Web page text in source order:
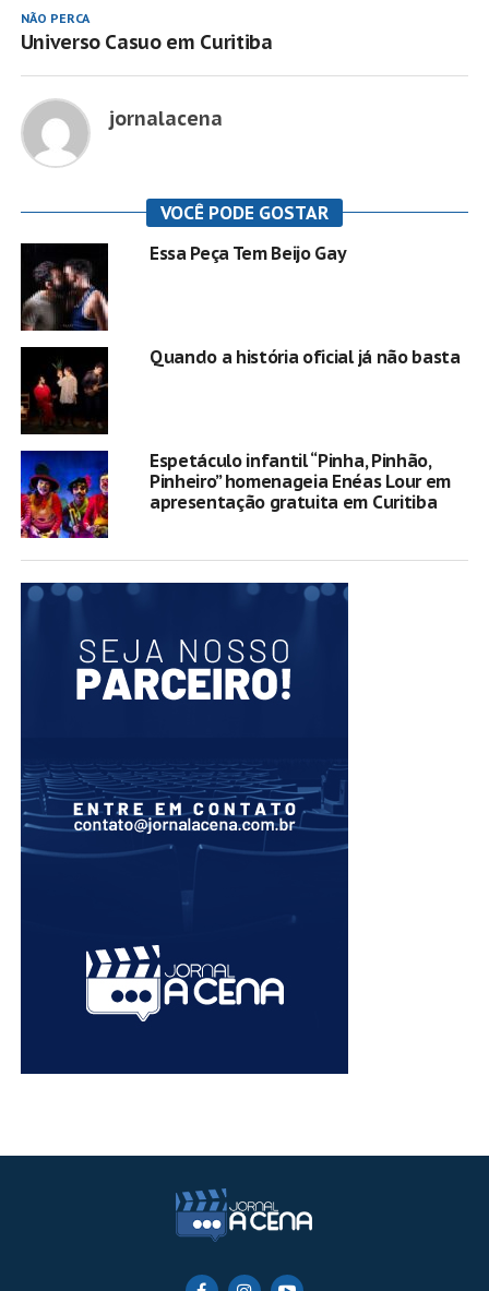
NÃO PERCA
Universo Casuo em Curitiba
jornalacena
VOCÊ PODE GOSTAR
Essa Peça Tem Beijo Gay
Quando a história oficial já não basta
Espetáculo infantil “Pinha, Pinhão,
Pinheiro” homenageia Enéas Lour em
apresentação gratuita em Curitiba